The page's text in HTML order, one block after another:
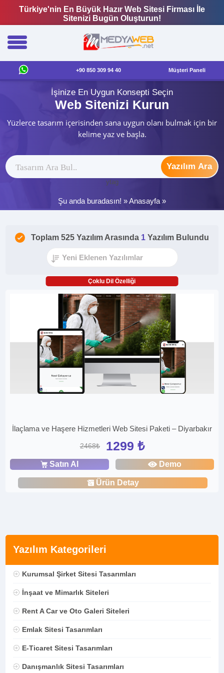
Türkiye'nin En Büyük Hazır Web Sitesi Firması İle
Sitenizi Bugün Oluşturun!
+90 850 309 94 40 Müşteri Paneli
İşinize En Uygun Konsepti Seçin
Web Sitenizi Kurun
Yüzlerce tasarım içerisinden sana uygun olanı bulmak için bir
kelime yaz ve başla.
Yazılım Ara
ytag
Şu anda buradasın! »Anasayfa »
Yazılım Kategorileri
Kurumsal Şirket Sitesi Tasarımları
İnşaat ve Mimarlık Siteleri
Rent A Car ve Oto Galeri Siteleri
Emlak Sitesi Tasarımları
E-Ticaret Sitesi Tasarımları
Danışmanlık Sitesi Tasarımları
Toplam 525 Yazılım Arasında 1 Yazılım Bulundu
Çoklu Dil Özelliği
İlaçlama ve Haşere Hizmetleri Web Sitesi Paketi – Diyarbakır
2468₺ 1299 ₺
Satın Al Demo
Ürün Detay